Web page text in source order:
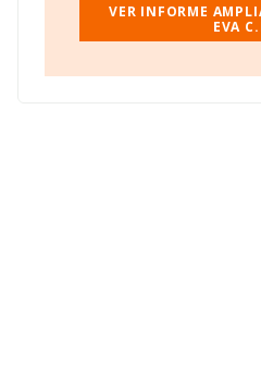
VER INFORME
EVA